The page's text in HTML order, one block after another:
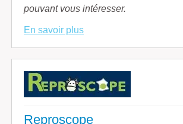
pouvant vous intéresser.
En savoir plus
Reproscope